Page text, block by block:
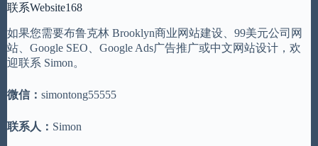
联系Website168
如果您需要布鲁克林 Brooklyn商业网站建设、99美元公司网
站、Google SEO、Google Ads广告推广或中文网站设计，欢
迎联系 Simon。
微信： simontong55555
联系人： Simon